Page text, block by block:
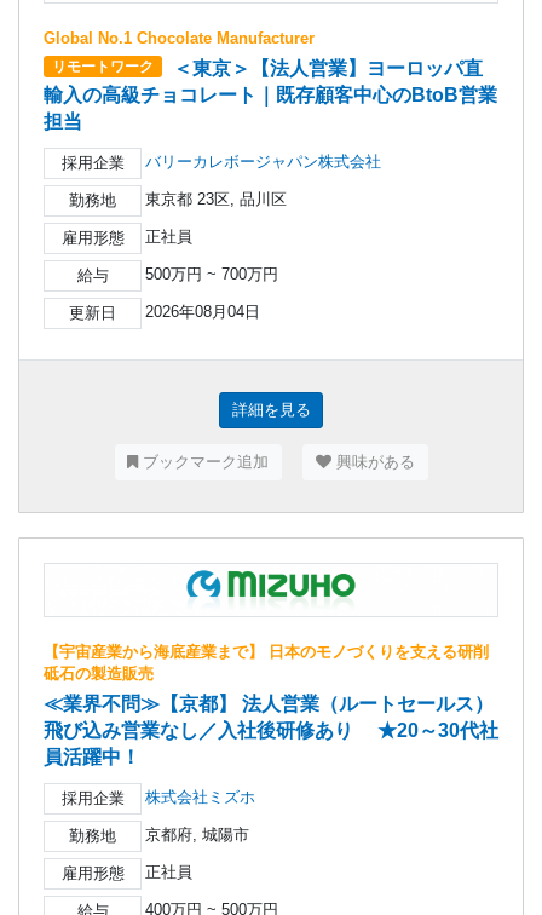
Global No.1 Chocolate Manufacturer
リモートワーク
＜東京＞【法人営業】ヨーロッパ直
輸入の高級チョコレート｜既存顧客中心のBtoB営業
担当
採用企業 バリーカレボージャパン株式会社
勤務地 東京都 23区, 品川区
雇用形態 正社員
給与 500万円 ~ 700万円
更新日 2026年08月04日
詳細を見る
ブックマーク追加 興味がある
【宇宙産業から海底産業まで】 日本のモノづくりを支える研削
砥石の製造販売
≪業界不問≫【京都】 法人営業（ルートセールス）
飛び込み営業なし／入社後研修あり ★20～30代社
員活躍中！
採用企業 株式会社ミズホ
勤務地 京都府, 城陽市
雇用形態 正社員
給与 400万円 ~ 500万円